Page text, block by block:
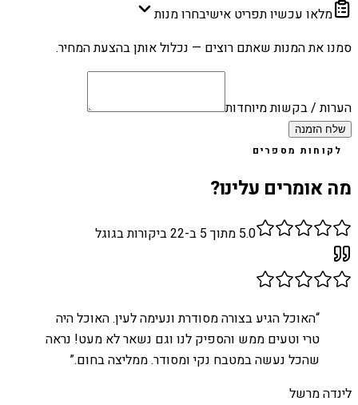
מלאו עכשיו תפריט אישיבחרו מנות
סמנו את המנות שאתם רוצים — נכלול אותן בהצעת המחיר.
הערות / בקשות מיוחדות
שלח הזמנה
לקוחות מספרים
מה אומרים עלינו?
5.0 מתוך 5 ב- 22ביקורות בגוגל
“האוכל הגיע בצורה מסודרת ונעימה לעין. האוכל היה
טרי וטעים ממש והספיק לנו וגם נשאר לא מעט! נראה
שהכל נעשה במטבח נקי ומסודר. ממליצה בחום.”
לינדה מרשל